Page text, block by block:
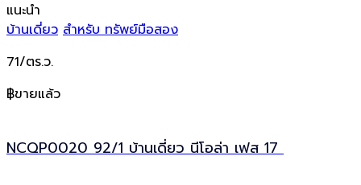
แนะนำ
บ้านเดี่ยว สำหรับ ทรัพย์มือสอง
71/ตร.ว.
฿ขายแล้ว
NCQP0020 92/1 บ้านเดี่ยว นีโอล่า เฟส 17